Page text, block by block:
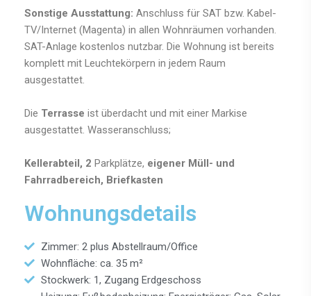
Sonstige Ausstattung: Anschluss für SAT bzw. Kabel-
TV/Internet (Magenta) in allen Wohnräumen vorhanden.
SAT-Anlage kostenlos nutzbar. Die Wohnung ist bereits
komplett mit Leuchtekörpern in jedem Raum
ausgestattet.
Die Terrasse ist überdacht und mit einer Markise
ausgestattet. Wasseranschluss;
Kellerabteil, 2 Parkplätze, eigener Müll- und
Fahrradbereich, Briefkasten
Wohnungsdetails
Zimmer: 2 plus Abstellraum/Office
Wohnfläche: ca. 35 m²
Stockwerk: 1, Zugang Erdgeschoss